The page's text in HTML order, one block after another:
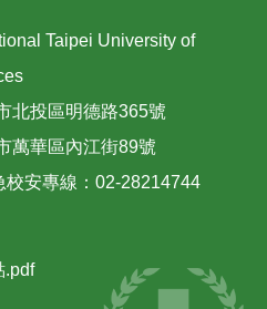
Taipei University of
北投區明德路365號
萬華區內江街89號
安專線：02-28214744
.pdf